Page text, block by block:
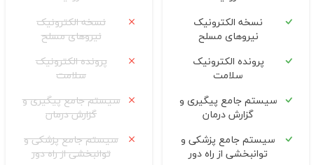
نسخه الکترونیک
نیروهای مسلح
پرونده الکترونیک
سلامت
سیستم جامع پیگیری و
گزارش درمان
سیستم جامع پزشکی و
توانبخشی از راه دور
نسخه الکترونیک
نیروهای مسلح
پرونده الکترونیک
سلامت
سیستم جامع پیگیری و
گزارش درمان
سیستم جامع پزشکی و
توانبخشی از راه دور